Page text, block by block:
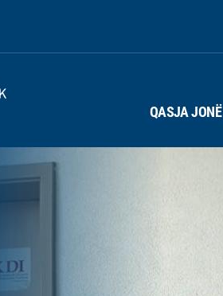
QASJA JONË